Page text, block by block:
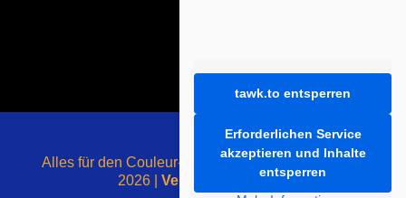
Alles für den Couleur-Liebhaber - mit ❤️ gemacht -
2026 | Vertrag widerrufen
tawk.to entsperren
Erforderlichen Service
akzeptieren und Inhalte
entsperren